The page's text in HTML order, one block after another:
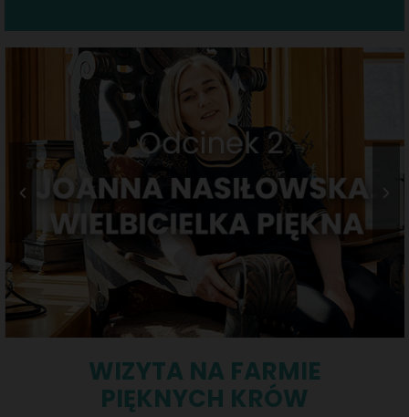
WIZYTA NA FARMIE
PIĘKNYCH KRÓW